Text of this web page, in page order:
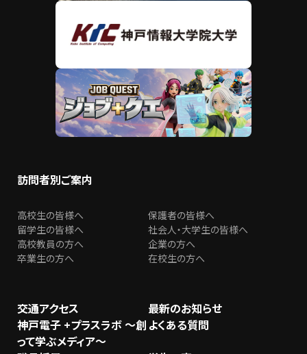
訪問者別ご案内
高校生の皆様へ
保護者の皆様へ
留学生の皆様へ
社会人・大学生の皆様へ
高校教員の方へ
企業の方へ
卒業生の方へ
在校生の方へ
交通アクセス
最新のお知らせ
神戸電子 +プラスラボ ～創
って学ぶメディア～
よくある質問